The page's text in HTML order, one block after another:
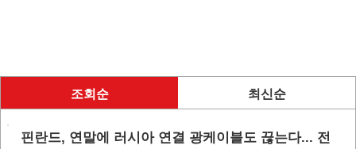
조회순 최신순
핀란드, 연말에 러시아 연결 광케이블도 끊는다... 전